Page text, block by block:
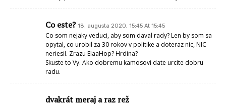
Co este? 18. augusta 2020, 15:45 At 15:45
Co som nejaky veduci, aby som daval rady? Len by som sa
opytal, co urobil za 30 rokov v politike a doteraz nic, NIC
neriesil. Zrazu ElaaHop? Hrdina?
Skuste to Vy. Ako dobremu kamosovi date urcite dobru
radu.
dvakrát meraj a raz rež